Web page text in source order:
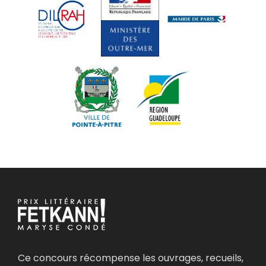
Ce concours récompense les ouvrages, recueils,